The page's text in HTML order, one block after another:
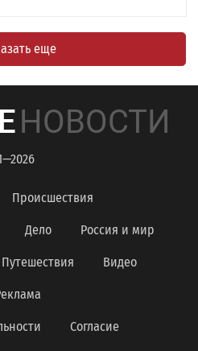
еще
НОВОСТИ
Происшествия
Дело Россия и мир
Путешествия Видео
Согласие